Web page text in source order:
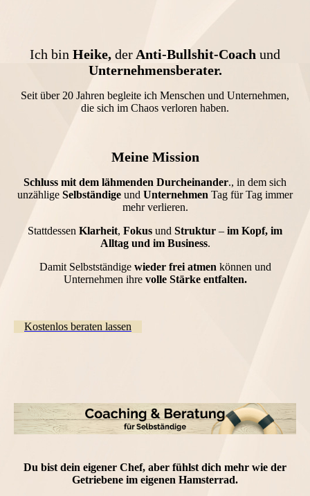
Ich bin Heike, derAnti-Bullshit-Coach und
Unternehmensberater.
Seit über 20 Jahren begleite ich Menschen und Unternehmen,
die sich im Chaos verloren haben.
Meine Mission
Schluss mit dem lähmenden Durcheinander., in dem sich
unzählige Selbständige und Unternehmen Tag für Tag immer
mehr verlieren.
Stattdessen Klarheit, Fokus und Struktur – im Kopf, im
Alltag und im Business.
Damit Selbstständige wieder frei atmenkönnen und
Unternehmen ihre volle Stärke entfalten.
Kostenlos beraten lassen
Du bist dein eigener Chef, aber fühlst dich mehr wie der
Getriebene im eigenen Hamsterrad.